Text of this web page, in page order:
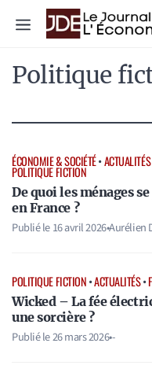
Menu
Politique
ÉCONOMIE & SOCIÉTÉ•ACTUALITÉS
POLITIQUE FICTION
De quoi les ménages
en France ?
Publié le16 avril 2026•Aurélien
POLITIQUE FICTION•ACTUALITÉS•
Wicked – La fée
une sorcière ?
Publié le26 mars 2026•-